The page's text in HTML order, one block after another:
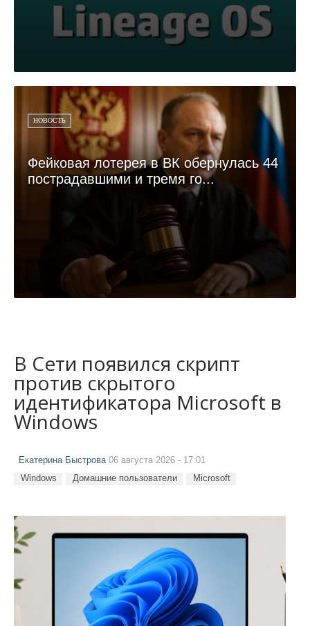
НОВОСТЬ
Фейковая лотерея в ВК обернулась 44
пострадавшими и тремя го...
В Сети появился скрипт
против скрытого
идентификатора Microsoft в
Windows
Екатерина Быстрова06 августа 2026 - 17:01
Windows Домашние пользователи Microsoft